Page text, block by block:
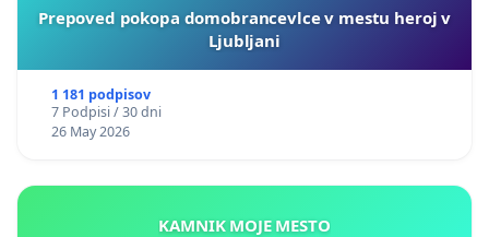
Prepoved pokopa domobrancevlce v mestu heroj v
Ljubljani
1 181 podpisov
7 Podpisi / 30 dni
26 May 2026
KAMNIK MOJE MESTO